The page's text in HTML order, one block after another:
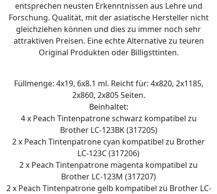
entsprechen neusten Erkenntnissen aus Lehre und
Forschung. Qualität, mit der asiatische Hersteller nicht
gleichziehen können und dies zu immer noch sehr
attraktiven Preisen. Eine echte Alternative zu teuren
Original Produkten oder Billigsttinten.
Füllmenge: 4x19, 6x8.1 ml. Reicht für: 4x820, 2x1185,
2x860, 2x805 Seiten.
Beinhaltet:
4 x Peach Tintenpatrone schwarz kompatibel zu
Brother LC-123BK (317205)
2 x Peach Tintenpatrone cyan kompatibel zu Brother
LC-123C (317206)
2 x Peach Tintenpatrone magenta kompatibel zu
Brother LC-123M (317207)
2 x Peach Tintenpatrone gelb kompatibel zu Brother LC-